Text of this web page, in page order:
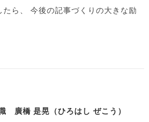
ら、
今後の記事づくりの大きな励
廣橋 是晃（ひろはし ぜこう）